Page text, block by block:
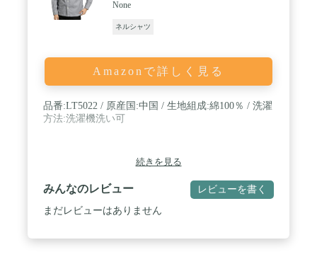
None
ネルシャツ
Amazonで詳しく見る
品番:LT5022 / 原産国:中国 / 生地組成:綿100％ / 洗濯
方法:洗濯機洗い可
続きを見る
みんなのレビュー レビューを書く
まだレビューはありません